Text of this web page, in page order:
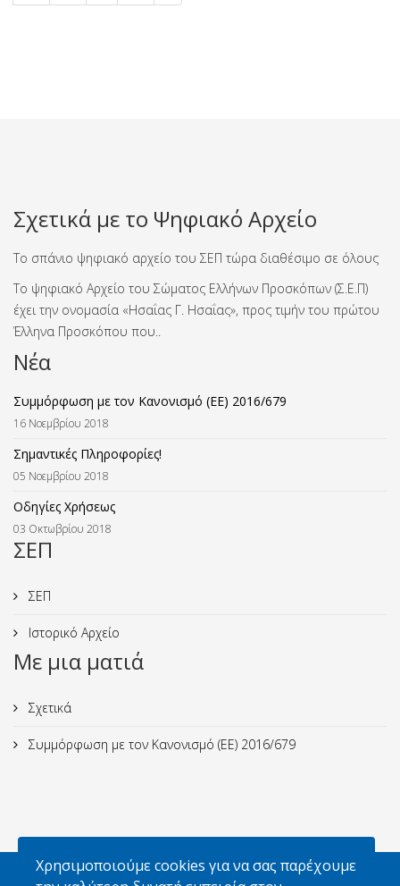
Σχετικά με το Ψηφιακό Αρχείο
Το σπάνιο ψηφιακό αρχείο του ΣΕΠ τώρα διαθέσιμο σε όλους
Το ψηφιακό Αρχείο του Σώματος Ελλήνων Προσκόπων (Σ.Ε.Π)
έχει την ονομασία «Ησαΐας Γ. Ησαΐας», προς τιμήν του πρώτου
Έλληνα Προσκόπου που..
Νέα
Συμμόρφωση με τον Κανονισμό (ΕΕ) 2016/679
16 Νοεμβρίου 2018
Σημαντικές Πληροφορίες!
05 Νοεμβρίου 2018
Οδηγίες Χρήσεως
03 Οκτωβρίου 2018
ΣΕΠ
ΣΕΠ
Ιστορικό Αρχείο
Με μια ματιά
Σχετικά
Συμμόρφωση με τον Κανονισμό (ΕΕ) 2016/679
Χρησιμοποιούμε cookies για να σας παρέχουμε